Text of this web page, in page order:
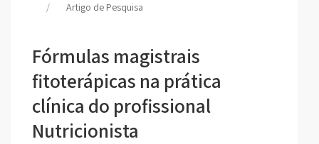
Artigo de Pesquisa
Fórmulas magistrais
fitoterápicas na prática
clínica do profissional
Nutricionista